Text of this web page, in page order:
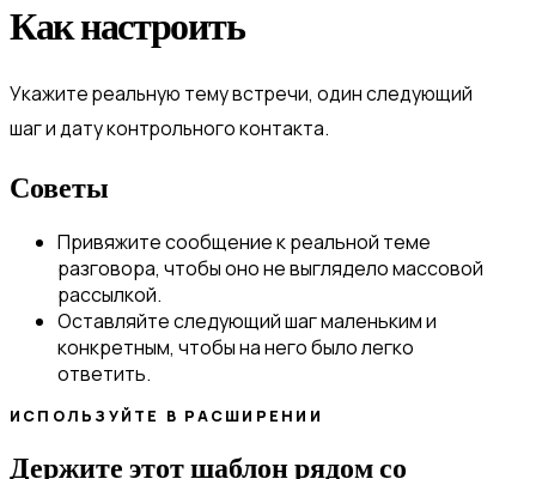
Как настроить
Укажите реальную тему встречи, один следующий
шаг и дату контрольного контакта.
Советы
Привяжите сообщение к реальной теме
разговора, чтобы оно не выглядело массовой
рассылкой.
Оставляйте следующий шаг маленьким и
конкретным, чтобы на него было легко
ответить.
ИСПОЛЬЗУЙТЕ В РАСШИРЕНИИ
Держите этот шаблон рядом со